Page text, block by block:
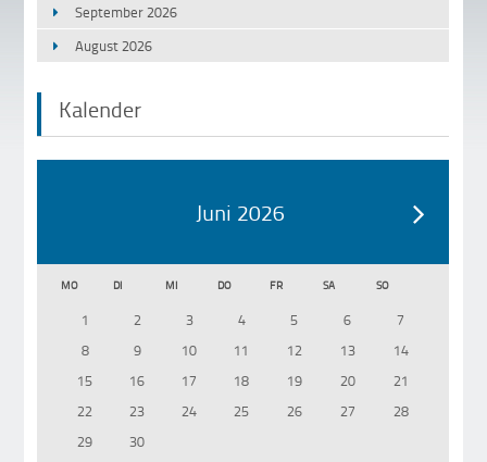
September 2026
August 2026
Kalender
Juni 2026
MO DI MI DO FR SA SO
1 2 3 4 5 6
7
8
9 10 11 12 13
14
15
16 17 18 19 20
21
22
23 24 25 26 27
28
29
30